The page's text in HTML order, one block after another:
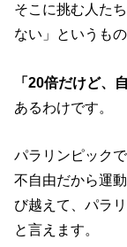
そこに挑む人た
ない」というも
「20倍だけど、
あるわけです。
パラリンピック
不自由だから運
び越えて、パラ
と言えます。